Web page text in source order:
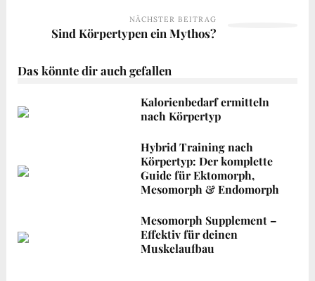
NÄCHSTER BEITRAG
Sind Körpertypen ein Mythos?
Das könnte dir auch gefallen
Kalorienbedarf ermitteln
nach Körpertyp
Hybrid Training nach
Körpertyp: Der komplette
Guide für Ektomorph,
Mesomorph & Endomorph
Mesomorph Supplement –
Effektiv für deinen
Muskelaufbau